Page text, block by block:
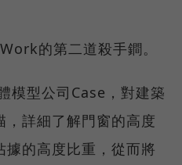
的第二道殺手鐧。
模型公司Case，對建築
詳細了解門窗的高度
的高度比重，從而將